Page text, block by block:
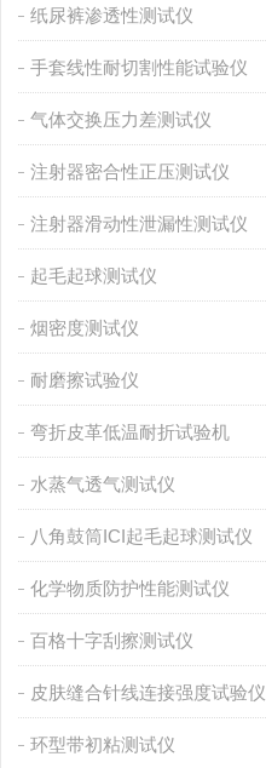
纸尿裤渗透性测试仪
手套线性耐切割性能试验仪
气体交换压力差测试仪
注射器密合性正压测试仪
注射器滑动性泄漏性测试仪
起毛起球测试仪
烟密度测试仪
耐磨擦试验仪
弯折皮革低温耐折试验机
水蒸气透气测试仪
八角鼓筒ICI起毛起球测试仪
化学物质防护性能测试仪
百格十字刮擦测试仪
皮肤缝合针线连接强度试验仪
环型带初粘测试仪